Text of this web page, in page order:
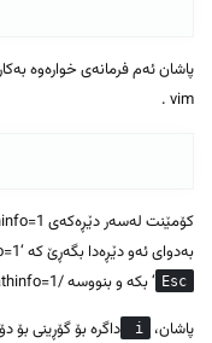
vim .
بەدوای ئەو دێڕەدا بگەڕێ کە ‘cgi.fix_pathinfo=1’ی تێدایە. بۆ ئەم مەبەستە ‘
Esc ‘ بکە و بنووسە /cgi.fix_pathinfo=1 و
پاشان،
i